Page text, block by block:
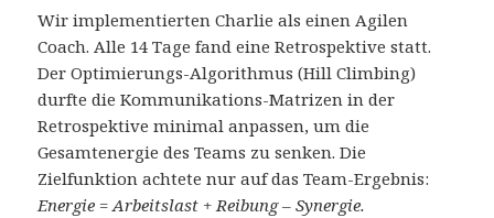
Wir implementierten Charlie als einen Agilen
Coach. Alle 14 Tage fand eine Retrospektive statt.
Der Optimierungs-Algorithmus (Hill Climbing)
durfte die Kommunikations-Matrizen in der
Retrospektive minimal anpassen, um die
Gesamtenergie des Teams zu senken. Die
Zielfunktion achtete nur auf das Team-Ergebnis:
Energie = Arbeitslast + Reibung – Synergie.